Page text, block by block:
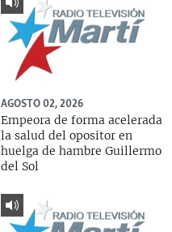
AGOSTO 02, 2026
Empeora de forma acelerada
la salud del opositor en
huelga de hambre Guillermo
del Sol